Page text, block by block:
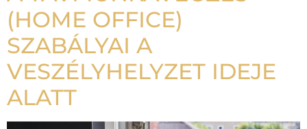
(HOME OFFICE)
SZABÁLYAI A
VESZÉLYHELYZET IDEJE
ALATT